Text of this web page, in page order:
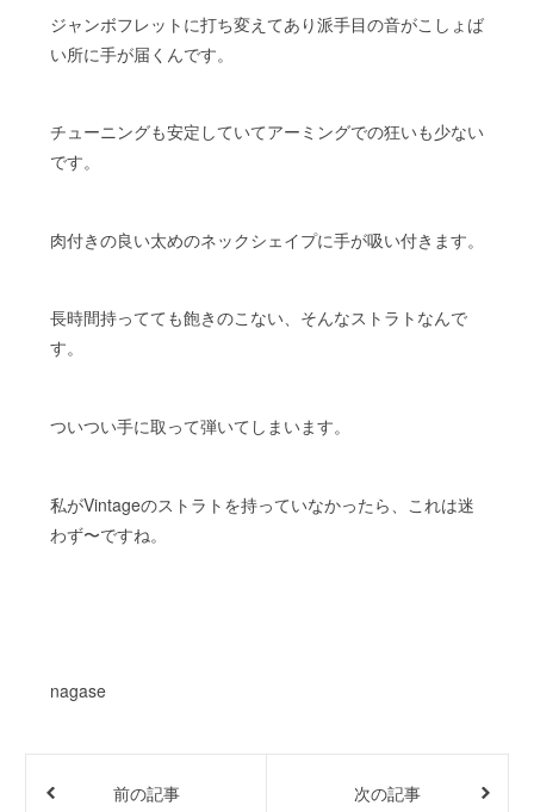
ジャンボフレットに打ち変えてあり派手目の音がこしょば
い所に手が届くんです。
チューニングも安定していてアーミングでの狂いも少ない
です。
肉付きの良い太めのネックシェイプに手が吸い付きます。
長時間持ってても飽きのこない、そんなストラトなんで
す。
ついつい手に取って弾いてしまいます。
私がVintageのストラトを持っていなかったら、これは迷
わず〜ですね。
nagase
前の記事 次の記事